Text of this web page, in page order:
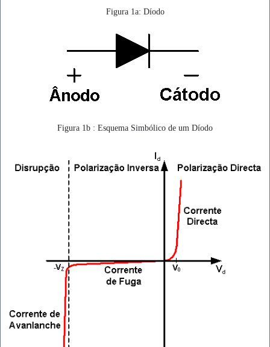
Figura 1a: Díodo
Figura 1b : Esquema Simbólico de um Díodo